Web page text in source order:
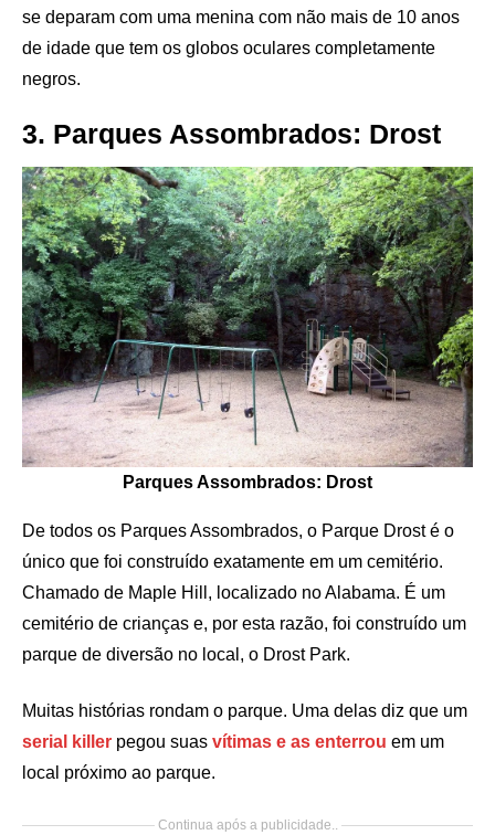
se deparam com uma menina com não mais de 10 anos
de idade que tem os globos oculares completamente
negros.
3. ​Parques Assombrados: Drost
Parques Assombrados: Drost
De todos os Parques Assombrados, o Parque Drost é o
único que foi construído exatamente em um cemitério.
Chamado de Maple Hill, localizado no Alabama. É um
cemitério de crianças e, por esta razão, foi construído um
parque de diversão no local, o Drost Park.
Muitas histórias rondam o parque. Uma delas diz que um
serial killer pegou suas vítimas e as enterrou em um
local próximo ao parque.
Continua após a publicidade..